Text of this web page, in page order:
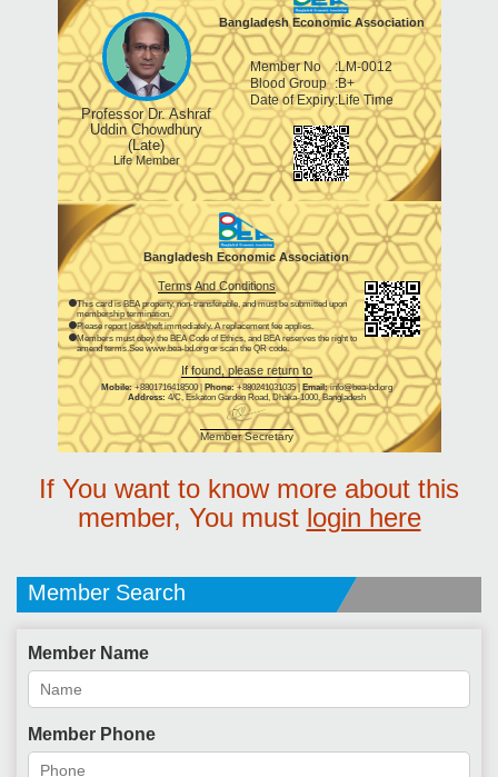
Professor Dr. Ashraf
Uddin Chowdhury
(Late)
Life Member
Bangladesh Economic Association
Member No :LM-0012
Blood Group :B+
Date of Expiry:Life Time
Bangladesh Economic Association
Terms And Conditions
This card is BEA property, non-transferable, and must be submitted upon
membership termination.
Please report loss/theft immediately. A replacement fee applies.
Members must obey the BEA Code of Ethics, and BEA reserves the right to
amend terms.See www.bea-bd.org or scan the QR code.
If found, please return to
Mobile:+8801716418500 | Phone:+880241031035 | Email:info@bea-bd.org
Address: 4/C, Eskaton Garden Road, Dhaka-1000, Bangladesh
Member Secretary
If You want to know more about this
member, You must login here
Member Search
Member Name
Member Phone